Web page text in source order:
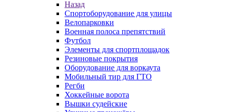
Назад
Спортоборудование для улицы
Велопарковки
Военная полоса препятствий
Футбол
Элементы для спортплощадок
Резиновые покрытия
Оборудование для воркаута
Мобильный тир для ГТО
Регби
Хоккейные ворота
Вышки судейские